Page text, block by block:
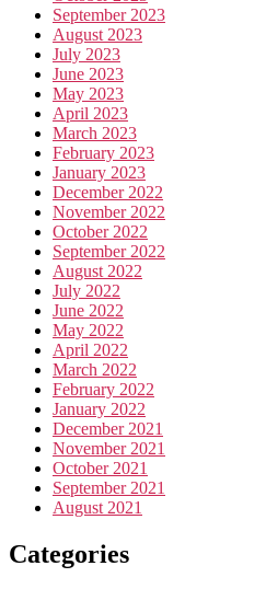
September 2023
August 2023
July 2023
June 2023
May 2023
April 2023
March 2023
February 2023
January 2023
December 2022
November 2022
October 2022
September 2022
August 2022
July 2022
June 2022
May 2022
April 2022
March 2022
February 2022
January 2022
December 2021
November 2021
October 2021
September 2021
August 2021
Categories